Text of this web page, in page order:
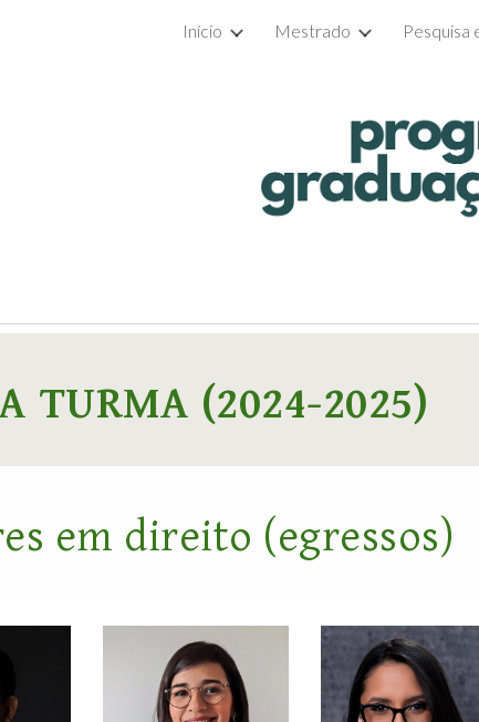
Skip to main content
Início Mestrado Pesquisa
TURMA (2024-2025)
em direito (egressos)